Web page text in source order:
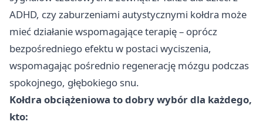
ADHD, czy zaburzeniami autystycznymi kołdra może
mieć działanie wspomagające terapię – oprócz
bezpośredniego efektu w postaci wyciszenia,
wspomagając pośrednio regenerację mózgu podczas
spokojnego, głębokiego snu.
Kołdra obciążeniowa to dobry wybór dla każdego,
kto: